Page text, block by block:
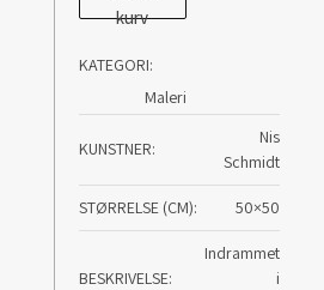
af
Bulet
blik
ll
antal
kurv
KATEGORI:
Maleri
KUNSTNER
Nis
Schmidt
STØRRELSE (CM) 50×50
BESKRIVELSE
Indrammet
i